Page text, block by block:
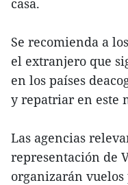
casa.
Se recomienda a
el extranjero que
en los países
y repatriar en este
Las agencias
representación de
organizarán